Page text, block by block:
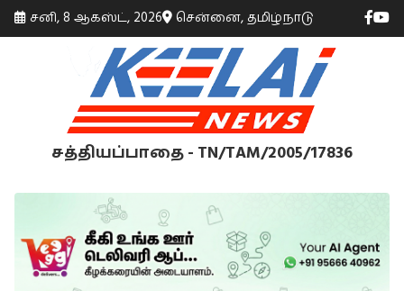
சனி, 8 ஆகஸ்ட், 2026 சென்னை, தமிழ்நாடு
சத்தியப்பாதை - TN/TAM/2005/17836